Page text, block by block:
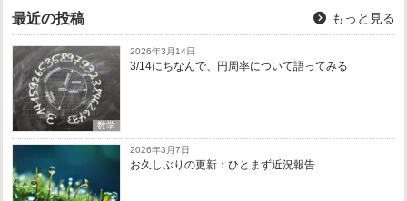
最近の投稿 もっと見る
数学
2026年3月14日
3/14にちなんで、円周率について語ってみる
2026年3月7日
お久しぶりの更新：ひとまず近況報告